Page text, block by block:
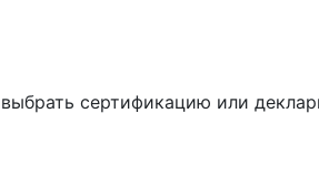
сертификацию или